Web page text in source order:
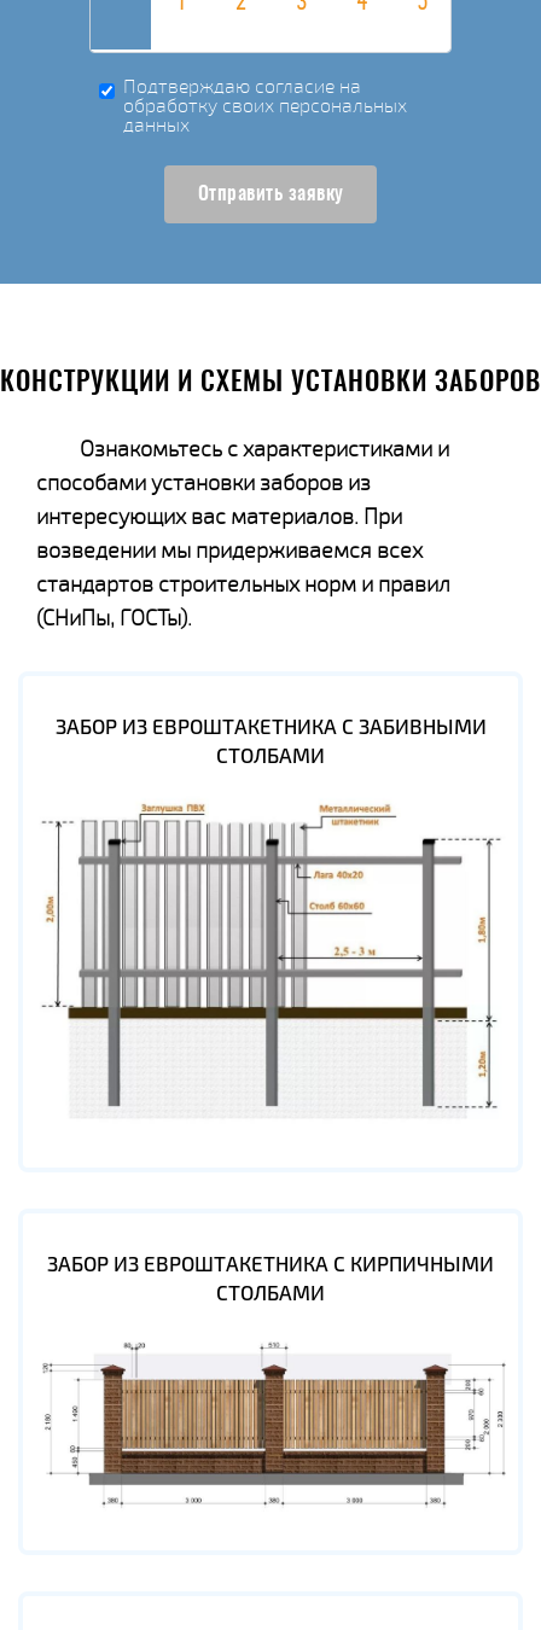
Подтверждаю согласие на
обработку своих персональных
данных
Отправить заявку
КОНСТРУКЦИИ И СХЕМЫ УСТАНОВКИ ЗАБОРОВ
Ознакомьтесь с характеристиками и
способами установки заборов из
интересующих вас материалов. При
возведении мы придерживаемся всех
стандартов строительных норм и правил
(СНиПы, ГОСТы).
ЗАБОР ИЗ ЕВРОШТАКЕТНИКА С ЗАБИВНЫМИ
СТОЛБАМИ
ЗАБОР ИЗ ЕВРОШТАКЕТНИКА С КИРПИЧНЫМИ
СТОЛБАМИ